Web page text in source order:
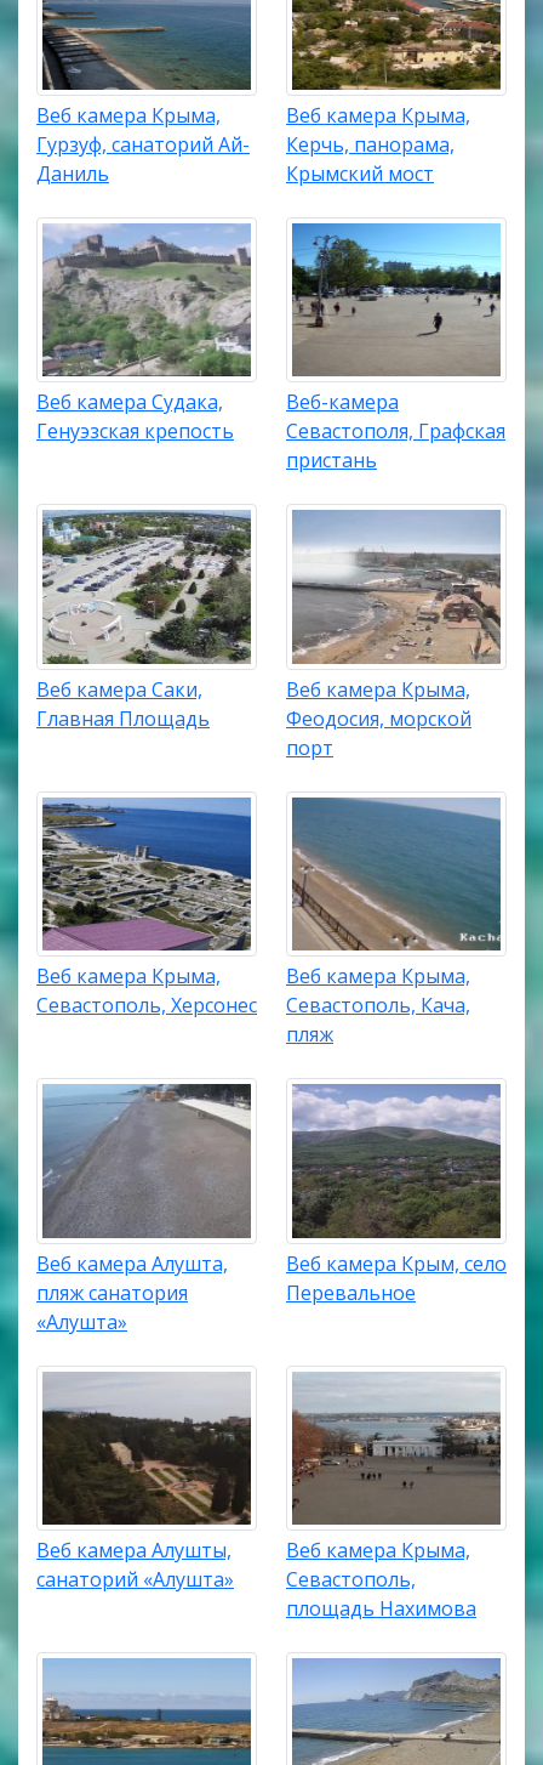
Веб камера Крыма,
Гурзуф, санаторий Ай-
Даниль
Веб камера Крыма,
Керчь, панорама,
Крымский мост
Веб камера Судака,
Генуэзская крепость
Веб-камера
Севастополя, Графская
пристань
Веб камера Саки,
Главная Площадь
Веб камера Крыма,
Феодосия, морской
порт
Веб камера Крыма,
Севастополь, Херсонес
Веб камера Крыма,
Севастополь, Кача,
пляж
Веб камера Алушта,
пляж санатория
«Алушта»
Веб камера Крым, село
Перевальное
Веб камера Алушты,
санаторий «Алушта»
Веб камера Крыма,
Севастополь,
площадь Нахимова